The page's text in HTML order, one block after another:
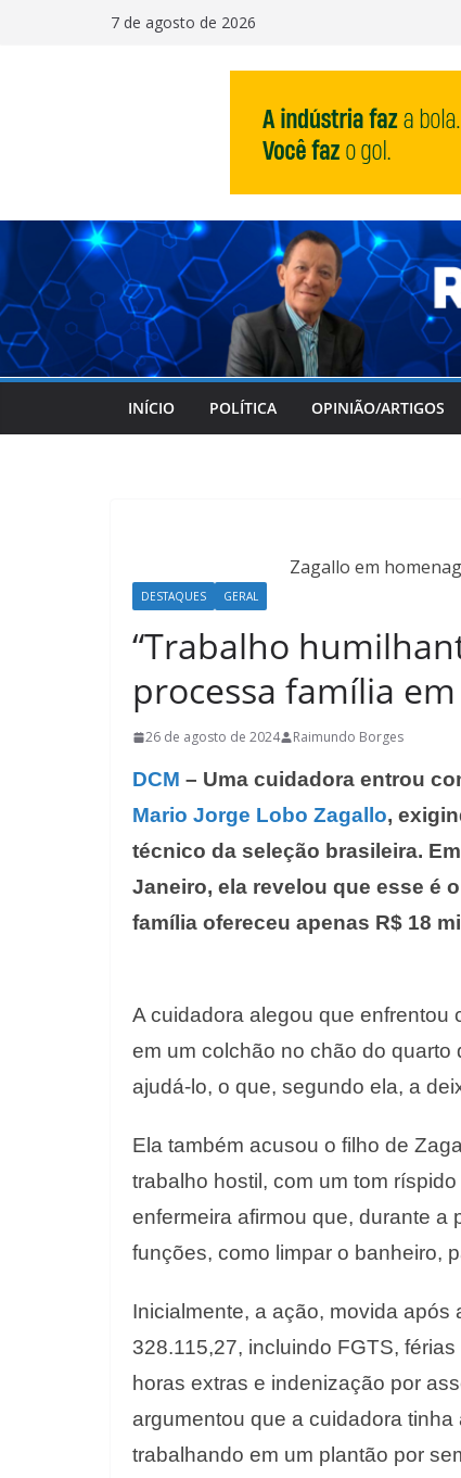
7 de agosto de 2026
INÍCIO POLÍTICA OPINIÃO/ARTIGOS
Zagallo em
DESTAQUES GERAL
“Trabalho
processa família em
26 de agosto de 2024 Raimundo Borges
DCM – Uma cuidadora entrou
Mario Jorge Lobo Zagallo,
técnico da seleção brasileira.
Janeiro, ela revelou que esse é
família ofereceu apenas R$ 18
A cuidadora alegou que enfrentou
em um colchão no chão do
ajudá-lo, o que, segundo ela, a
Ela também acusou o filho de
trabalho hostil, com um tom
enfermeira afirmou que, durante a
funções, como limpar o banheiro,
Inicialmente, a ação, movida
328.115,27, incluindo FGTS,
horas extras e indenização por
argumentou que a cuidadora
trabalhando em um plantão por